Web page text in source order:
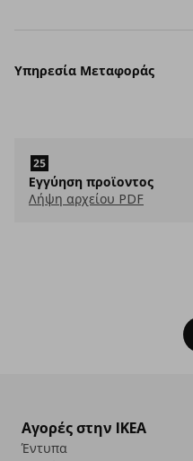
Υπηρεσία Μεταφοράς
Eγγύηση προϊοντος
Λήψη αρχείου PDF
Αγορές στην IKEA
Έντυπα